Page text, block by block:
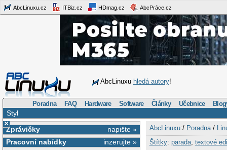
AbcLinuxu.cz ITBiz.cz HDmag.cz AbcPráce.cz
AbcLinuxu hledá autory!
Poradna FAQ Hardware Software Články Učebnice
Styl
×
napište »
Zprávičky
inzerujte »
Pracovní nabídky
AbcLinuxu:/ Poradna/
Štítky: parada, textové